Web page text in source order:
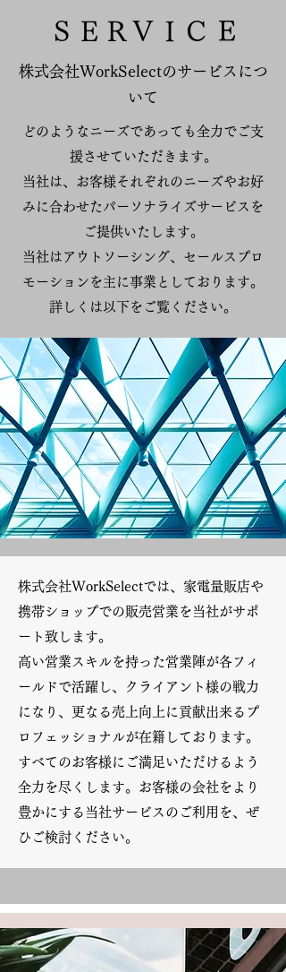
ＳＥＲＶＩＣ E
株式会社WorkSelectのサービスにつ
いて
どのようなニーズであっても全力でご支
援させていただきます。
当社は、お客様それぞれのニーズやお好
みに合わせたパーソナライズサービスを
ご提供いたします。
当社はアウトソーシング、セールスプロ
モーションを主に事業としております。
詳しくは以下をご覧ください。
株式会社WorkSelectでは、家電量販店や
携帯ショップでの販売営業を当社がサポ
ート致します。
高い営業スキルを持った営業陣が各フィ
ールドで活躍し、クライアント様の戦力
になり、更なる売上向上に貢献出来るプ
ロフェッショナルが在籍しております。
すべてのお客様にご満足いただけるよう
全力を尽くします。お客様の会社をより
豊かにする当社サービスのご利用を、ぜ
ひご検討ください。